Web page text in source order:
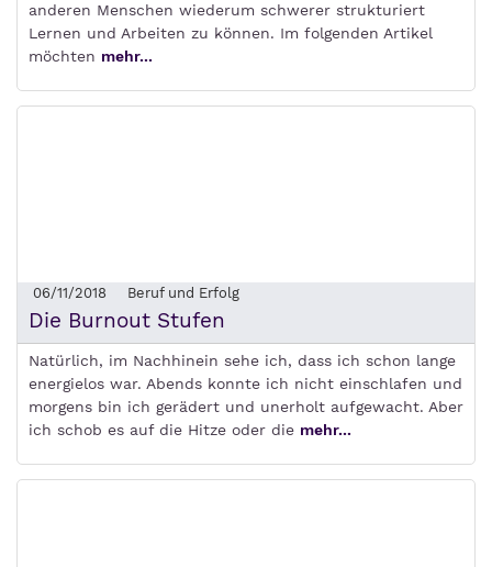
anderen Menschen wiederum schwerer strukturiert
Lernen und Arbeiten zu können. Im folgenden Artikel
möchten mehr...
06/11/2018 Beruf und Erfolg
Die Burnout Stufen
Natürlich, im Nachhinein sehe ich, dass ich schon lange
energielos war. Abends konnte ich nicht einschlafen und
morgens bin ich gerädert und unerholt aufgewacht. Aber
ich schob es auf die Hitze oder die mehr...